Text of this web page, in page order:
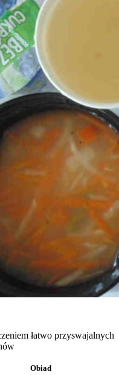
łatwo przyswajalnych
Obiad